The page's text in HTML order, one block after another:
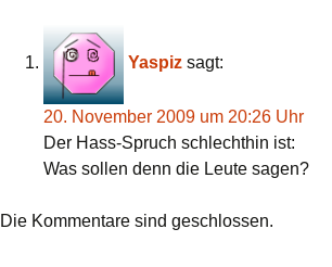
Yaspiz sagt:
20. November 2009 um 20:26 Uhr
Der Hass-Spruch schlechthin ist:
Was sollen denn die Leute sagen?
Die Kommentare sind geschlossen.